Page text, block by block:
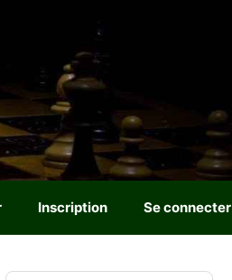
Inscription Se connecter